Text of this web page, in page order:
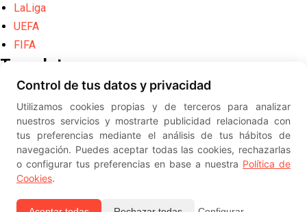
LaLiga
UEFA
FIFA
Translate
Powered by
Translate
Diseño web creado por Erick
© ElSevillista.es - Información sobre
el Sevilla FC, Sevilla Atlético, Sevilla Femenino y su Cantera
-- --
Control de tus datos y privacidad
Utilizamos cookies propias y de terceros para analizar
nuestros servicios y mostrarte publicidad relacionada con
tus preferencias mediante el análisis de tus hábitos de
navegación. Puedes aceptar todas las cookies, rechazarlas
o configurar tus preferencias en base a nuestra Política de
Cookies.
2026